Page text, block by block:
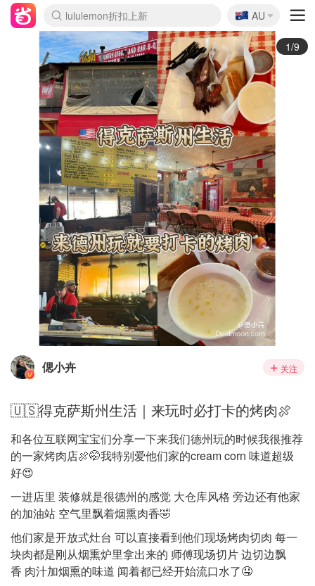
lululemon折扣上新
Sasa美妆护肤3.5折
SSENSE年中2.5折
FreshBeauty好价汇总
Cettire降价+叠9折
WWS Coles超市实拍
viagogo二手票捡漏
Myer超级周末
The Outnet奢牌1折起
David Jones 3折起
Flannels大牌1折
Perfumes Club护肤1折
AMIRO面罩$251
Amazon折扣汇总
eToro入金$200送$50
Amazon数码好物
ICONIC本周7.5折
ThedoubleF高奢地板价
Moose Knuckles 6折
丝芙兰5折起
EUFY摄像头$98
Selenichast首饰2折
Trip机票酒店促销
YSL送5件彩妆礼
Amazon家居好物
Amazon美妆护肤
雅漾大喷$8
过敏原检测盒$33
伊索独家赠50ml沐浴露
科颜氏高保湿面霜$29
SEALIFE海洋馆门票6折
丝塔芙大白罐$16
订阅Newsletter送香薰
Cult Beauty 6.8折
Harrods圣诞日历$525
LN-CC奢牌私促3折
d'Alba空姐喷雾$16
EVE LOM套装£56
Bernardelli独家4折
Adore Beauty 6折起
CT圣诞日历
Mytheresa奢品2.7折
Luxury Escapes 9折
Currentbody美容仪$881
MOON Garden Live
Roborock扫地机$649
Tingo Life水杯$24
Valentino官网5折
CR洗护套装$23
修丽可4件套$159
Myer彩妆2件7折
GANNI官网4.5折
Stylevana韩妆4折
Tessabit高奢8.5折
OGX洗发水$11
Amazon阿德莱德次日达
卡诗8.5折+赠礼
Philips Hue灯具8折
🇦🇺
AU
2/9
偲小卉 关注
🇺🇸得克萨斯州生活｜来玩时必打卡的烤肉🍖
和各位互联网宝宝们分享一下来我们德州玩的时候我很推荐
的一家烤肉店🍖🤭我特别爱他们家的cream corn 味道超级
好😍
一进店里 装修就是很德州的感觉 大仓库风格 旁边还有他家
的加油站 空气里飘着烟熏肉香🤣
他们家是开放式灶台 可以直接看到他们现场烤肉切肉 每一
块肉都是刚从烟熏炉里拿出来的 师傅现场切片 边切边飘
香 肉汁加烟熏的味道 闻着都已经开始流口水了🤤